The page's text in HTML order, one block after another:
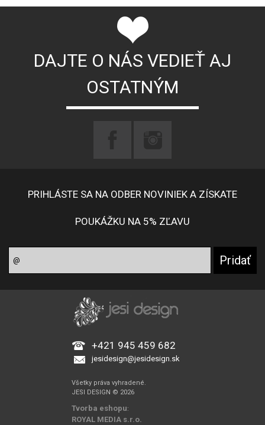
DAJTE O NÁS VEDIEŤ AJ
OSTATNÝM
PRIHLÁSTE SA NA ODBER NOVINIEK A ZÍSKATE
POUKÁŽKU NA 5% ZĽAVU
+421 945 459 682
jesidesign@jesidesign.sk
Všetky práva vyhradené.
JESI DESIGN © 2026
Tvorba eshopu:
ROYAL MEDIA s.r.o.